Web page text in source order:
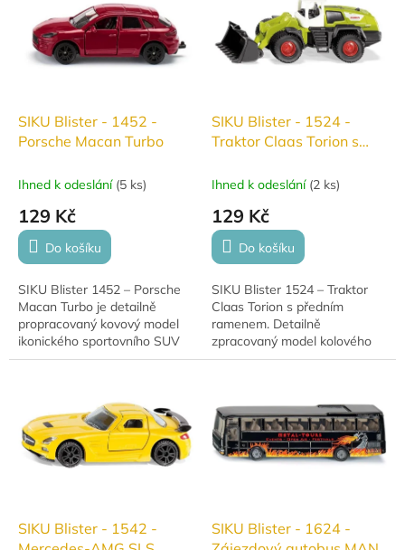
SIKU Blister - 1452 -
Porsche Macan Turbo
Ihned k odeslání (5 ks)
129 Kč
Do košíku
SIKU Blister 1452 – Porsche
Macan Turbo je detailně
propracovaný kovový model
ikonického sportovního SUV
Porsche s otevíracími dveřmi
SIKU Blister - 1524 -
Traktor Claas Torion s
Ihned k odeslání (2 ks)
129 Kč
Do košíku
SIKU Blister 1524 – Traktor
Claas Torion s předním
ramenem. Detailně
zpracovaný model kolového
nakladače s pohyblivým
SIKU Blister - 1542 -
SIKU Blister - 1624 -